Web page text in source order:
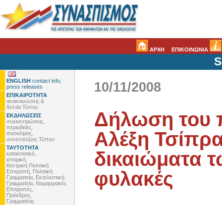
ΑΡΧΗ ΕΠΙΚΟΙΝΩΝΙΑ
ENGLISH contact info,
press releases
ΕΠΙΚΑΙΡΟΤΗΤΑ
ανακοινώσεις &
δελτία Τύπου
ΕΚΔΗΛΩΣΕΙΣ
συγκεντρώσεις,
περιοδείες,
συσκέψεις,
συνεντεύξεις Τύπου
ΤΑΥΤΟΤΗΤΑ
καταστατικό,
ιστορικό,
Κεντρική Πολιτική
Επιτροπή, Πολιτική
Γραμματεία, Εκτελεστική
Γραμματεία, Νομαρχιακές
Επιτροπές,
Πρόεδρος,
Γραμματέας
10/11/2008
Δήλωση του
Αλέξη
δικαιώματα
φυλακές